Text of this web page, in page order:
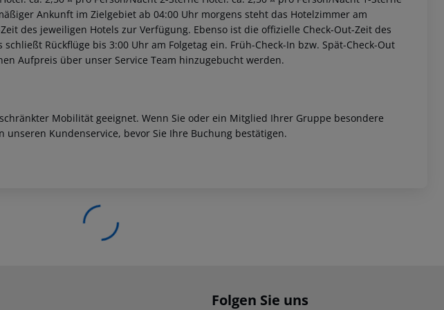
Ankunft im Zielgebiet ab 04:00 Uhr morgens steht das Hotelzimmer am
des jeweiligen Hotels zur Verfügung. Ebenso ist die offizielle Check-Out-Zeit des
Rückflüge bis 3:00 Uhr am Folgetag ein. Früh-Check-In bzw. Spät-Check-Out
Aufpreis über unser Service Team hinzugebucht werden.
Mobilität geeignet. Wenn Sie oder ein Mitglied Ihrer Gruppe besondere
Kundenservice, bevor Sie Ihre Buchung bestätigen.
Folgen Sie uns